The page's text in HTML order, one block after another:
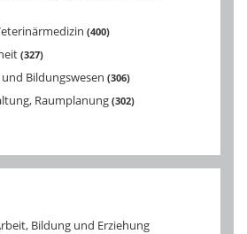
400
327
Bildungswesen 306
Raumplanung 302
Bildung und Erziehung